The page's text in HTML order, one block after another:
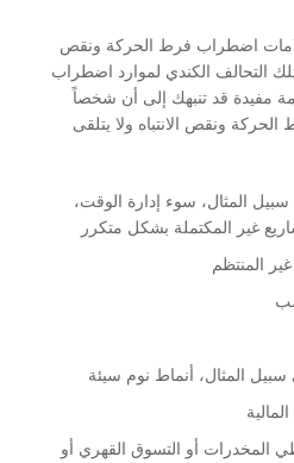
اضطراب فرط الحركة ونقص
التحالف الكندي لموارد اضطراب
مفيدة قد تنبهك إلى أن شخصاً
ونقص الانتباه ولا يتلقى
المثال، سوء إدارة الوقت،
غير المكتملة بشكل متكرر
غير المنتظم
سبيل المثال، أنماط نوم سيئة
المخدرات أو التسوق القهري أو